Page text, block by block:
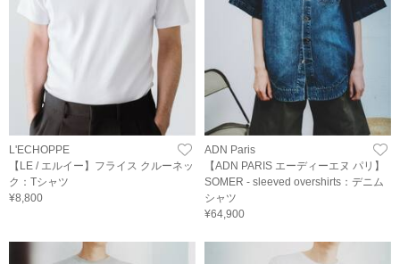
L'ECHOPPE
【LE / エルイー】フライス クルーネッ
ク：Tシャツ
¥8,800
ADN Paris
【ADN PARIS エーディーエヌ パリ】
SOMER - sleeved overshirts：デニム
シャツ
¥64,900